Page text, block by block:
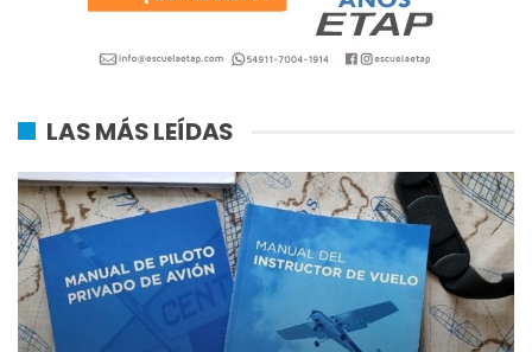
LAS MÁS LEÍDAS